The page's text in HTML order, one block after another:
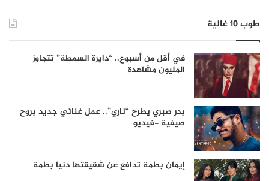
طوب 10 غالية
في أقل من أسبوع.. “دايرة السمطة” تتجاوز
المليون مشاهدة
بدر صبري يطرح “ناري”.. عمل غنائي جديد بروح
صيفية -فيديو
إيمان بطمة تدافع عن شقيقتها دنيا بطمة